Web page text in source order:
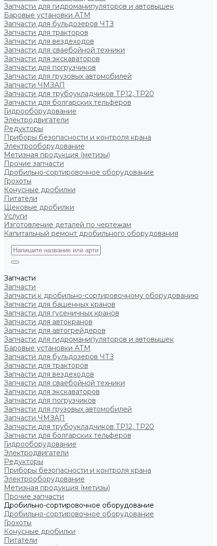
Запчасти для гидроманипуляторов и автовышек
Баровые установки АТМ
Запчасти для бульдозеров ЧТЗ
Запчасти для тракторов
Запчасти для вездеходов
Запчасти для сваебойной техники
Запчасти для экскаваторов
Запчасти для погрузчиков
Запчасти для грузовых автомобилей
Запчасти ЧМЗАП
Запчасти для трубоукладчиков ТР12, ТР20
Запчасти для болгарских тельферов
Гидрооборудование
Электродвигатели
Редукторы
Приборы безопасности и контроля крана
Электрооборудование
Метизная продукция (метизы)
Прочие запчасти
Дробильно-сортировочное оборудование
Грохоты
Конусные дробилки
Питатели
Щековые дробилки
Услуги
Изготовление деталей по чертежам
Капитальный ремонт дробильного оборудования
Запчасти
Запчасти
Запчасти к дробильно-сортировочному оборудованию
Запчасти для башенных кранов
Запчасти для гусеничных кранов
Запчасти для автокранов
Запчасти для автогрейдеров
Запчасти для гидроманипуляторов и автовышек
Баровые установки АТМ
Запчасти для бульдозеров ЧТЗ
Запчасти для тракторов
Запчасти для вездеходов
Запчасти для сваебойной техники
Запчасти для экскаваторов
Запчасти для погрузчиков
Запчасти для грузовых автомобилей
Запчасти ЧМЗАП
Запчасти для трубоукладчиков ТР12, ТР20
Запчасти для болгарских тельферов
Гидрооборудование
Электродвигатели
Редукторы
Приборы безопасности и контроля крана
Электрооборудование
Метизная продукция (метизы)
Прочие запчасти
Дробильно-сортировочное оборудование
Дробильно-сортировочное оборудование
Грохоты
Конусные дробилки
Питатели